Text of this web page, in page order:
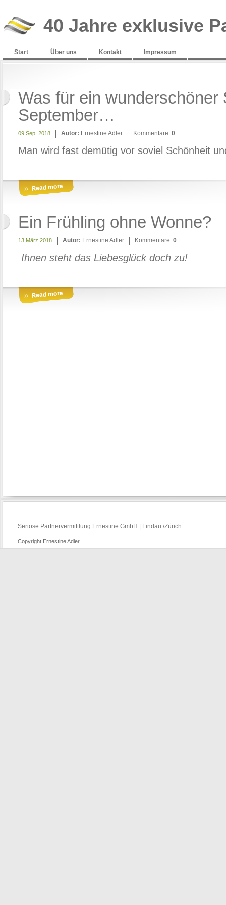
40 Jahre exklusive
Start Über uns Kontakt Impressum
Was für ein wunderschöner
September…
09 Sep. 2018 Autor: Ernestine Adler Kommentare: 0
Man wird fast demütig vor soviel Schönheit
Ein Frühling ohne Wonne?
13 März 2018 Autor: Ernestine Adler Kommentare: 0
Ihnen steht das Liebesglück doch zu!
Seriöse Partnervermittlung Ernestine GmbH | Lindau /Zürich
Copyright Ernestine Adler